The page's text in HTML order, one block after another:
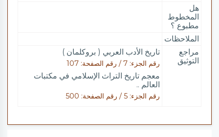
هل
المخطوط
مطبوع ؟
الملاحظات
مراجع
التوثيق
تاريخ الأدب العربي ( بروكلمان )
رقم الجزء: 7 / رقم الصفحة: 107
معجم تاريخ التراث الإسلامي في مكتبات
العالم ..
رقم الجزء: 5 / رقم الصفحة: 500